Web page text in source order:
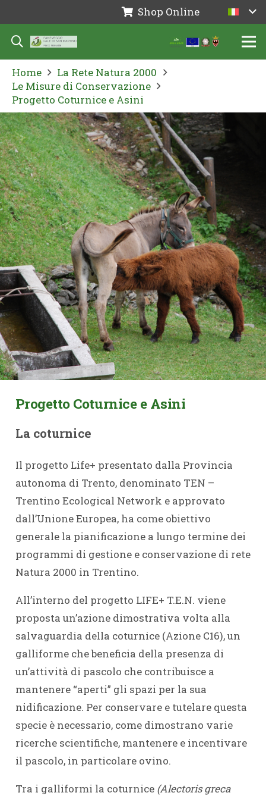
Shop Online
Home
La Rete Natura 2000
Le Misure di Conservazione
Progetto Coturnice e Asini
Progetto Coturnice e Asini
La coturnice
Il progetto Life+ presentato dalla Provincia
autonoma di Trento, denominato TEN –
Trentino Ecological Network e approvato
dall’Unione Europea, ha come obiettivo
generale la pianificazione a lungo termine dei
programmi di gestione e conservazione di rete
Natura 2000 in Trentino.
All’interno del progetto LIFE+ T.E.N. viene
proposta un’azione dimostrativa volta alla
salvaguardia della coturnice (Azione C16), un
galliforme che beneficia della presenza di
un’attività di pascolo che contribuisce a
mantenere “aperti” gli spazi per la sua
nidificazione. Per conservare e tutelare questa
specie è necessario, come dimostrano varie
ricerche scientifiche, mantenere e incentivare
il pascolo, in particolare ovino.
Tra i galliformi la coturnice (Alectoris greca